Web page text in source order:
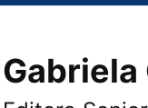
Gabriela